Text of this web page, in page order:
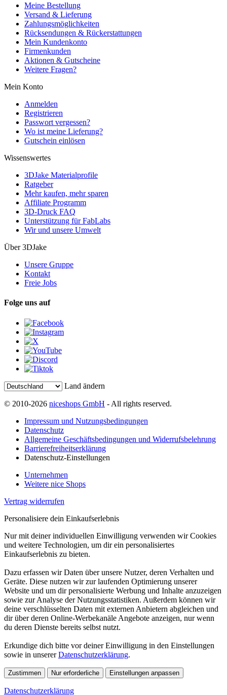
Meine Bestellung
Versand & Lieferung
Zahlungsmöglichkeiten
Rücksendungen & Rückerstattungen
Mein Kundenkonto
Firmenkunden
Aktionen & Gutscheine
Weitere Fragen?
Mein Konto
Anmelden
Registrieren
Passwort vergessen?
Wo ist meine Lieferung?
Gutschein einlösen
Wissenswertes
3DJake Materialprofile
Ratgeber
Mehr kaufen, mehr sparen
Affiliate Programm
3D-Druck FAQ
Unterstützung für FabLabs
Wir und unsere Umwelt
Über 3DJake
Unsere Gruppe
Kontakt
Freie Jobs
Folge uns auf
Land ändern
© 2010-2026 niceshops GmbH - All rights reserved.
Impressum und Nutzungsbedingungen
Datenschutz
Allgemeine Geschäftsbedingungen und Widerrufsbelehrung
Barrierefreiheitserklärung
Datenschutz-Einstellungen
Unternehmen
Weitere nice Shops
Vertrag widerrufen
Personalisiere dein Einkaufserlebnis
Nur mit deiner individuellen Einwilligung verwenden wir Cookies
und weitere Technologien, um dir ein personalisiertes
Einkaufserlebnis zu bieten.
Dazu erfassen wir Daten über unsere Nutzer, deren Verhalten und
Geräte. Diese nutzen wir zur laufenden Optimierung unserer
Website und um dir personalisierte Werbung und Inhalte anzuzeigen
sowie zur Analyse der Nutzungsstatistiken. Außerdem können wir
deine verschlüsselten Daten mit externen Anbietern abgleichen und
dir über deren Online-Werbekanäle Angebote anzeigen, nur wenn
du deren Dienste bereits selbst nutzt.
Erkundige dich bitte vor deiner Einwilligung in den Einstellungen
sowie in unsererDatenschutzerklärung.
Zustimmen Nur erforderliche Einstellungen anpassen
Datenschutzerklärung